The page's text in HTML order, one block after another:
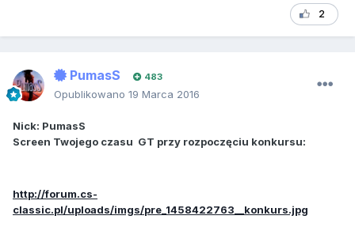
2
PumasS 483
Opublikowano 19 Marca 2016
Nick: PumasS
Screen Twojego czasu GT przy rozpoczęciu konkursu:
http://forum.cs-
classic.pl/uploads/imgs/pre_1458422763__konkurs.jpg